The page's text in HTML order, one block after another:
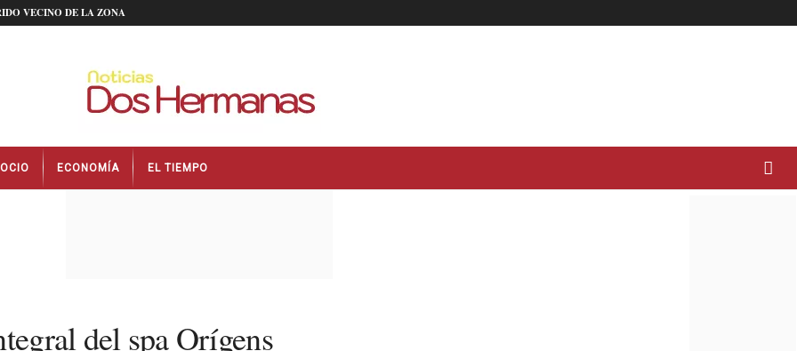
VECINO DE LA ZONA
OCIO ECONOMÍA EL TIEMPO
del spa Orígens